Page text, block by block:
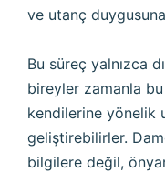
ve utanç
Bu süreç yalnızca
bireyler zamanla
kendilerine yönelik
geliştirebilirler.
bilgilere değil,